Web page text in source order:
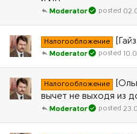
Moderator
Налогообложение
Moderator
Налогообложение
вычет не выходя из
Moderator